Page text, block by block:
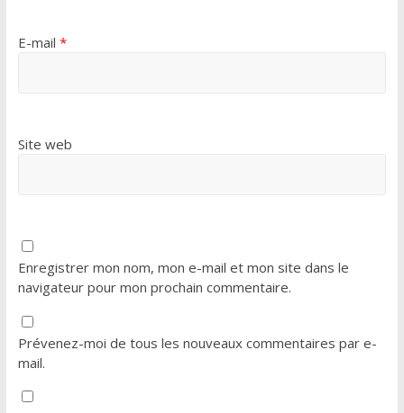
E-mail *
Site web
Enregistrer mon nom, mon e-mail et mon site dans le
navigateur pour mon prochain commentaire.
Prévenez-moi de tous les nouveaux commentaires par e-
mail.